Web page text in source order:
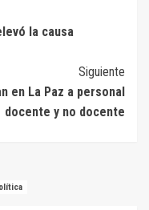
la causa
Siguiente
en La Paz a personal
docente y no docente